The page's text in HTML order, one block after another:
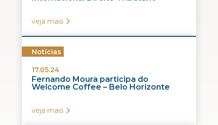
veja mais
Notícias
17.05.24
Fernando Moura participa do
Welcome Coffee – Belo Horizonte
veja mais